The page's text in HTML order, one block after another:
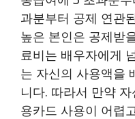
과분부터 공제 연관
높은 본인은 공제받
료비는 배우자에게
는 자신의 사용액을
니다. 따라서 만약
용카드 사용이 어렵